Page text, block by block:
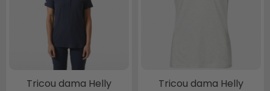
Tricou dama Helly
Tricou dama Helly